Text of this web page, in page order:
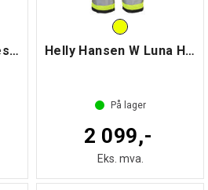
Helly Hansen Manchester Dame Langermet Helly Hansen W Luna HiVis bukse Kl.2
På lager
2 099,-
Eks. mva.